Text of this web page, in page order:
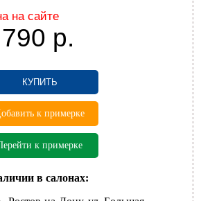
на сайте
р.
КУПИТЬ
к примерке
к примерке
в салонах: